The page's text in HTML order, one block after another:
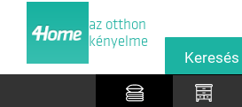
az otthon
kényelme